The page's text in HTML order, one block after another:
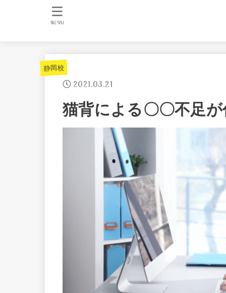
MENU
静岡校
2021.03.21
猫背による〇〇不足が